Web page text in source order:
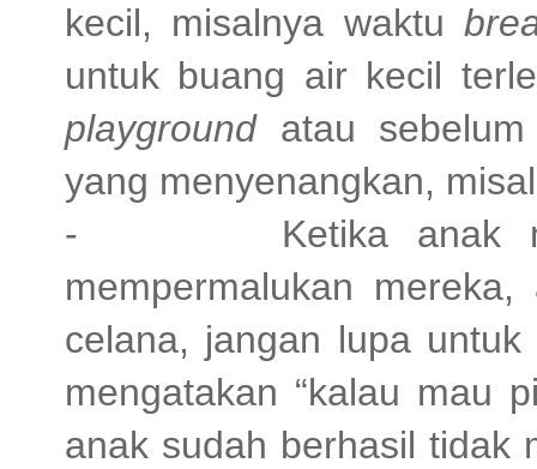
kecil, misalnya waktu
untuk buang air kecil
playgroundatau sebelum
yang menyenangkan,
- Ketika anak
mempermalukan
celana, jangan lupa
mengatakan “kalau mau
anak sudah berhasil tidak